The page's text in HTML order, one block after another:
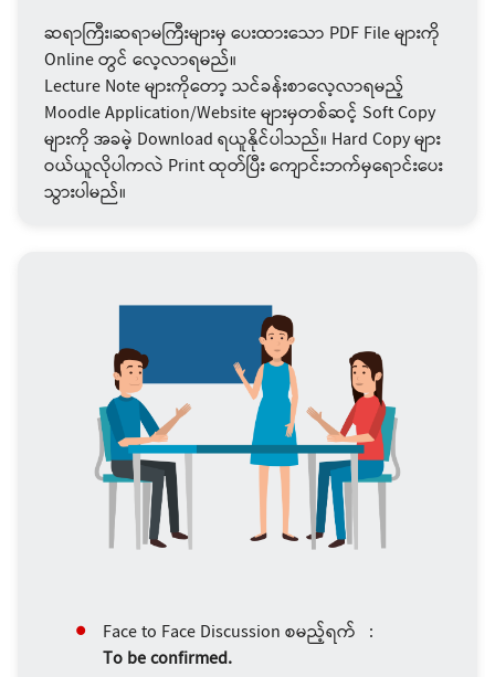
ဆရာကြီး၊ဆရာမကြီးများမှ ပေးထားသော PDF File များကို
Online တွင် လေ့လာရမည်။
Lecture Note များကိုတော့ သင်ခန်းစာလေ့လာရမည့်
Moodle Application/Website များမှတစ်ဆင့် Soft Copy
များကို အခမဲ့ Download ရယူနိုင်ပါသည်။ Hard Copy များ
ဝယ်ယူလိုပါကလဲ Print ထုတ်ပြီး ကျောင်းဘက်မှရောင်းပေး
သွားပါမည်။
Face to Face Discussion စမည့်ရက် :
To be confirmed.